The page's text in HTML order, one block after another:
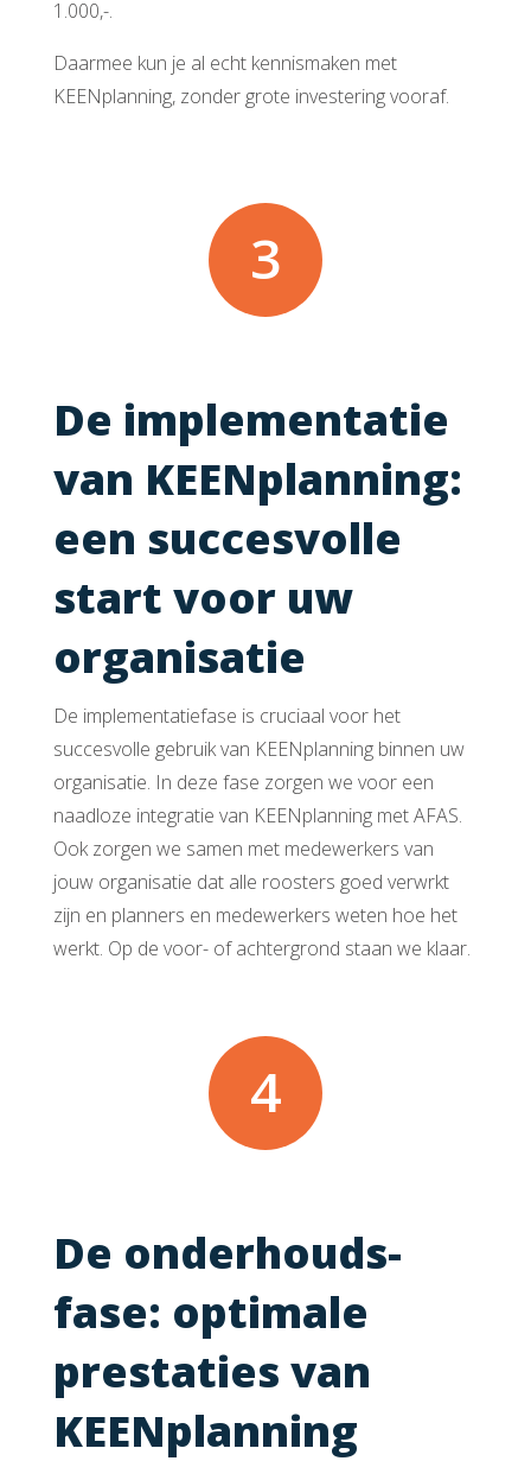
1.000,-.
Daarmee kun je al echt kennismaken met
KEENplanning, zonder grote investering vooraf.
3
De implementatie
van KEENplanning:
een succesvolle
start voor uw
organisatie
De implementatiefase is cruciaal voor het
succesvolle gebruik van KEENplanning binnen uw
organisatie. In deze fase zorgen we voor een
naadloze integratie van KEENplanning met AFAS.
Ook zorgen we samen met medewerkers van
jouw organisatie dat alle roosters goed verwrkt
zijn en planners en medewerkers weten hoe het
werkt. Op de voor- of achtergrond staan we klaar.
4
De onderhouds­
fase: optimale
prestaties van
KEENplanning